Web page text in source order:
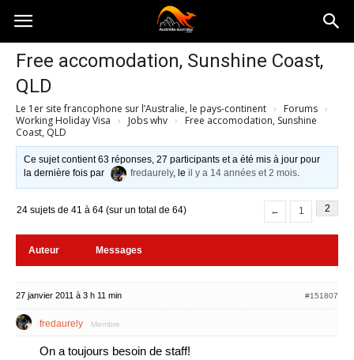
Australia-
australie.com
Free accomodation, Sunshine Coast,
QLD
Le 1er site francophone sur l’Australie, le pays-continent › Forums ›
Working Holiday Visa › Jobs whv ›
Free accomodation, Sunshine
Coast, QLD
Ce sujet contient 63 réponses, 27 participants et a été mis à jour pour
la dernière fois par
fredaurely, leil y a 14 années et 2 mois.
24 sujets de 41 à 64 (sur un total de 64) ← 1 2
Auteur Messages
27 janvier 2011 à 3 h 11 min #151807
fredaurely Membre
On a toujours besoin de staff!